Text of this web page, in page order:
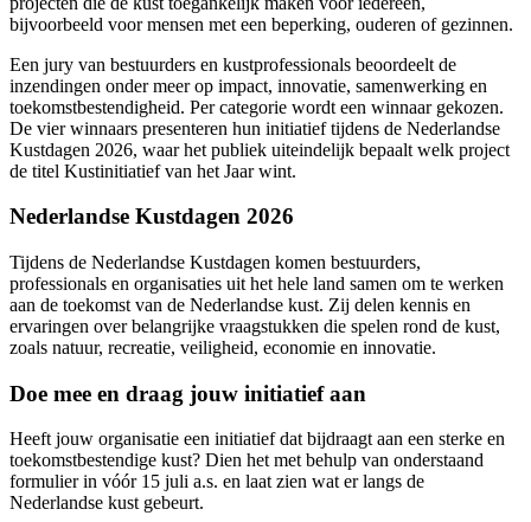
bijvoorbeeld voor mensen met een beperking, ouderen of gezinnen.
Een jury van bestuurders en kustprofessionals beoordeelt de
inzendingen onder meer op impact, innovatie, samenwerking en
toekomstbestendigheid. Per categorie wordt een winnaar gekozen.
De vier winnaars presenteren hun initiatief tijdens de Nederlandse
Kustdagen 2026, waar het publiek uiteindelijk bepaalt welk project
de titel Kustinitiatief van het Jaar wint.
Nederlandse Kustdagen 2026
Tijdens de Nederlandse Kustdagen komen bestuurders,
professionals en organisaties uit het hele land samen om te werken
aan de toekomst van de Nederlandse kust. Zij delen kennis en
ervaringen over belangrijke vraagstukken die spelen rond de kust,
zoals natuur, recreatie, veiligheid, economie en innovatie.
Doe mee en draag jouw initiatief aan
Heeft jouw organisatie een initiatief dat bijdraagt aan een sterke en
toekomstbestendige kust? Dien het met behulp van onderstaand
formulier in vóór 15 juli a.s. en laat zien wat er langs de
Nederlandse kust gebeurt.